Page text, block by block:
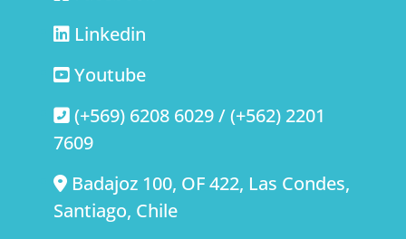
Linkedin
Youtube
(+569) 6208 6029 / (+562) 2201
7609
Badajoz 100, OF 422, Las Condes,
Santiago, Chile